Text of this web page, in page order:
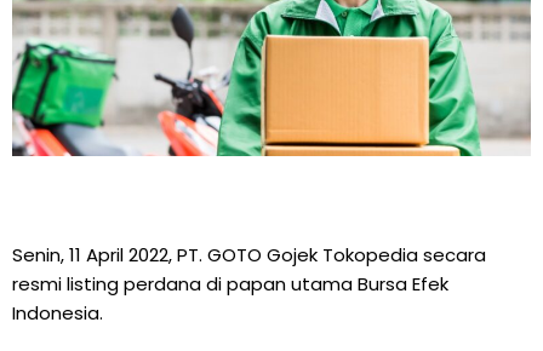
Senin, 11 April 2022, PT. GOTO Gojek Tokopedia secara
resmi listing perdana di papan utama Bursa Efek
Indonesia.